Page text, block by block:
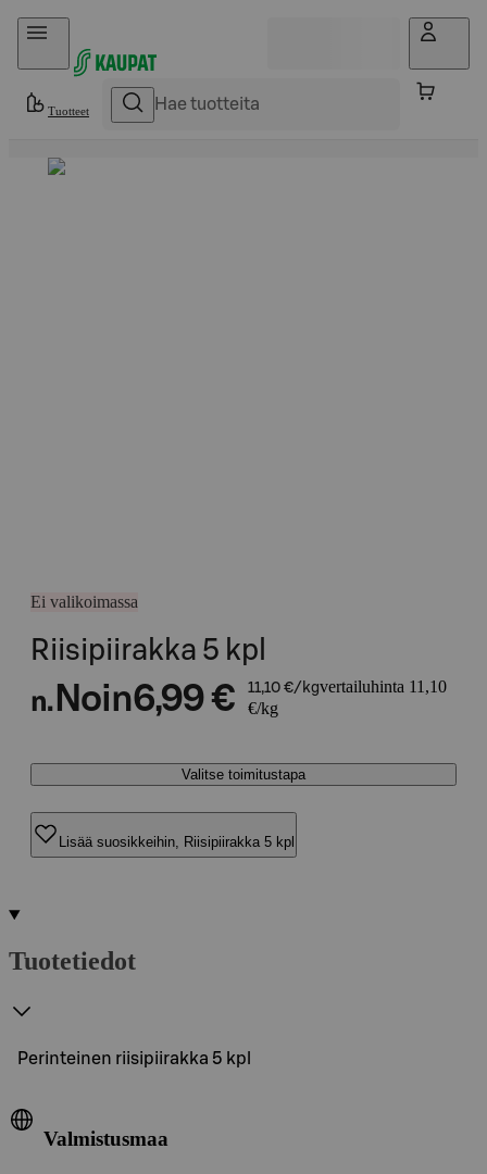
Hyppää sisältöön
Tuotteet
Ei valikoimassa
Riisipiirakka 5 kpl
n. Noin6,99 € 11,10 €/kgvertailuhinta 11,10
€/kg
Valitse toimitustapa
Lisää suosikkeihin, Riisipiirakka 5 kpl
Tuotetiedot
Perinteinen riisipiirakka 5 kpl
Valmistusmaa